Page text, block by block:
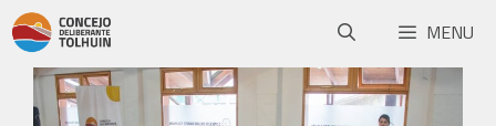
MENU